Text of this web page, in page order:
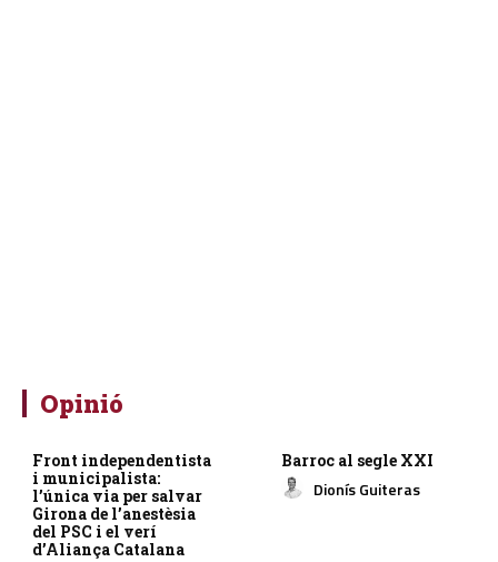
Opinió
Front independentista
i municipalista:
l’única via per salvar
Girona de l’anestèsia
del PSC i el verí
d’Aliança Catalana
Barroc al segle XXI
Dionís Guiteras